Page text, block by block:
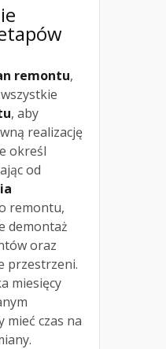
remontu,
, aby
realizację
określ
od
remontu,
demontaż
oraz
przestrzeni.
miesięcy
mieć czas na